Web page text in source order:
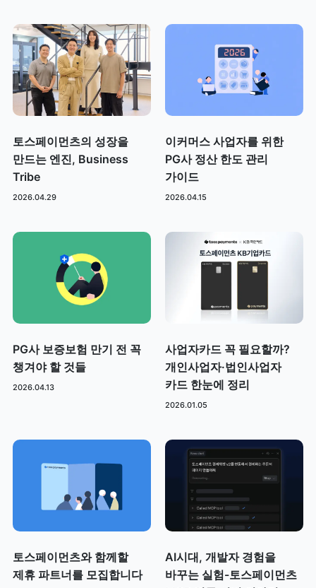
토스페이먼츠의 성장을
만드는 엔진, Business
Tribe
2026.04.29
이커머스 사업자를 위한
PG사 정산 한도 관리
가이드
2026.04.15
PG사 보증보험 만기 전 꼭
챙겨야 할 것들
2026.04.13
사업자카드 꼭 필요할까?
개인사업자·법인사업자
카드 한눈에 정리
2026.01.05
토스페이먼츠와 함께할
제휴 파트너를 모집합니다
AI시대, 개발자 경험을
바꾸는 실험-토스페이먼츠